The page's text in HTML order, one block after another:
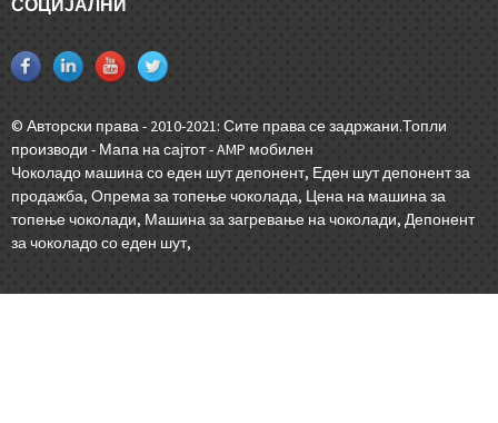
© Авторски права - 2010-2021: Сите права се задржани.Топли
производи - Мапа на сајтот-AMP мобилен
Чоколадо машина со еден шут депонент, Еден шут депонент за
продажба, Опрема за топење чоколада, Цена на машина за
топење чоколади, Машина за загревање на чоколади, Депонент
за чоколадо со еден шут,